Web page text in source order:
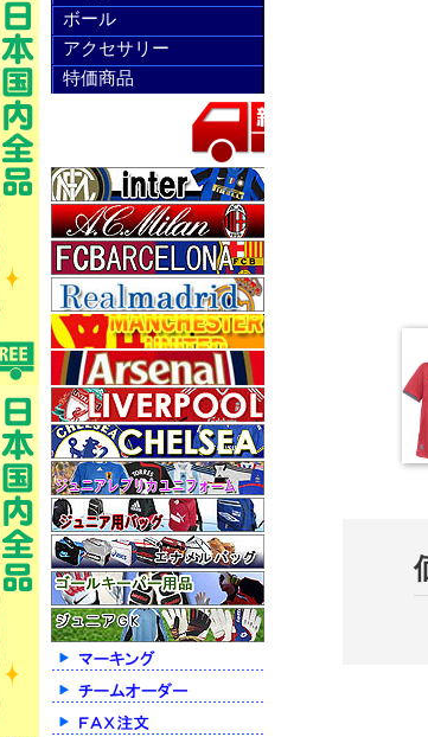
ボール
アクセサリー
特価商品